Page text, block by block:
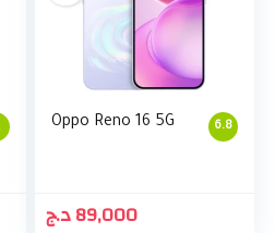
6.8
Oppo Reno 16 5G
89,000د.ج